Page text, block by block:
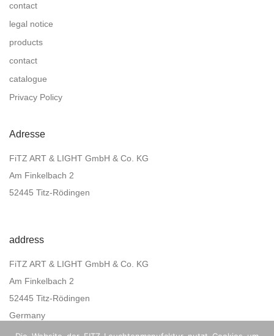
contact
legal notice
products
contact
catalogue
Privacy Policy
Adresse
FiTZ ART & LIGHT GmbH & Co. KG
Am Finkelbach 2
52445 Titz-Rödingen
address
FiTZ ART & LIGHT GmbH & Co. KG
Am Finkelbach 2
52445 Titz-Rödingen
Germany